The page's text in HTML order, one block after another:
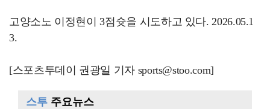
고양소노 이정현이 3점슛을 시도하고 있다. 2026.05.1
3.
[스포츠투데이 권광일 기자 sports@stoo.com]
스투 주요뉴스